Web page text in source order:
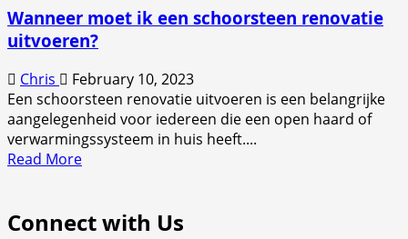
Wanneer moet ik een schoorsteen renovatie
uitvoeren?
Chris
February 10, 2023
Een schoorsteen renovatie uitvoeren is een belangrijke
aangelegenheid voor iedereen die een open haard of
verwarmingssysteem in huis heeft....
Read MoreRead
Wanneer
Connect with Us